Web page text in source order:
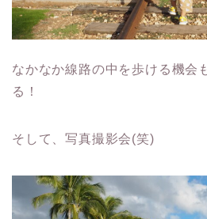
なかなか線路の中を歩ける機会
る！
そして、写真撮影会(笑)